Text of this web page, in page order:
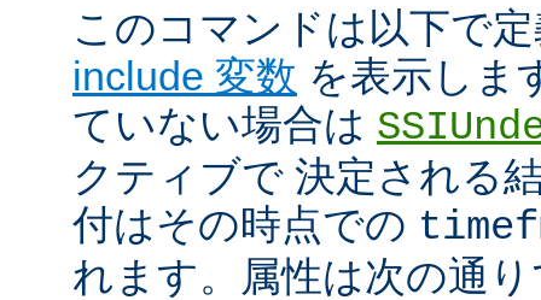
このコマンドは以下で
include 変数 を表示しま
ていない場合は
クティブで 決定される
付はその時点での
れます。属性は次の通